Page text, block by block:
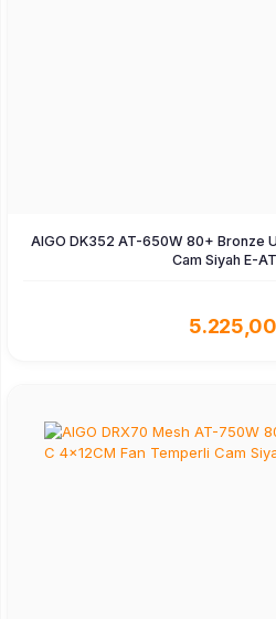
AIGO DK352 AT-650W 80+ Bronze
Cam Siyah E-